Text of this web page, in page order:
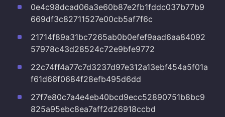
0e4c98dcad06a3e60b87e2fb1fddc037b77b9
669df3c82711527e00cb5af7f6c
21714f89a31bc7265ab0b0efef9aad6aa84092
57978c43d28524c72e9bfe9772
22c74ff4a77c7d3237d97e312a13ebf454a5f01a
f61d66f0684f28efb495d6dd
27f7e80c7a4e4eb40bcd9ecc52890751b8bc9
825a95ebc8ea7aff2d26918ccbd